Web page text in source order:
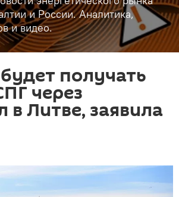
и России. Аналитика,
и видео.
получать
через
в Литве, заявила